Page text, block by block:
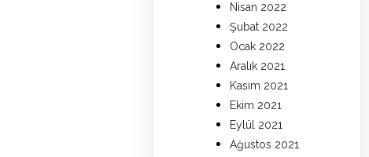
Nisan 2022
Şubat 2022
Ocak 2022
Aralık 2021
Kasım 2021
Ekim 2021
Eylül 2021
Ağustos 2021